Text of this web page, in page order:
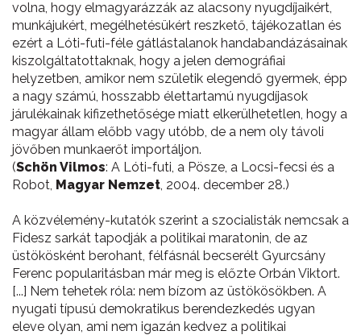
volna, hogy elmagyarázzák az alacsony nyugdíjaikért,
munkájukért, megélhetésükért reszkető, tájékozatlan és
ezért a Lóti-futi-féle gátlástalanok handabandázásainak
kiszolgáltatottaknak, hogy a jelen demográfiai
helyzetben, amikor nem születik elegendő gyermek, épp
a nagy számú, hosszabb élettartamú nyugdíjasok
járulékainak kifizethetősége miatt elkerülhetetlen, hogy a
magyar állam előbb vagy utóbb, de a nem oly távoli
jövőben munkaerőt importáljon.
(Schön Vilmos: A Lóti-futi, a Pösze, a Locsi-fecsi és a
Robot, Magyar Nemzet, 2004. december 28.)
A közvélemény-kutatók szerint a szocialisták nemcsak a
Fidesz sarkát tapodják a politikai maratonin, de az
üstökösként berohant, félfásnál becserélt Gyurcsány
Ferenc popularitásban már meg is előzte Orbán Viktort.
[...] Nem tehetek róla: nem bízom az üstökösökben. A
nyugati típusú demokratikus berendezkedés ugyan
eleve olyan, ami nem igazán kedvez a politikai